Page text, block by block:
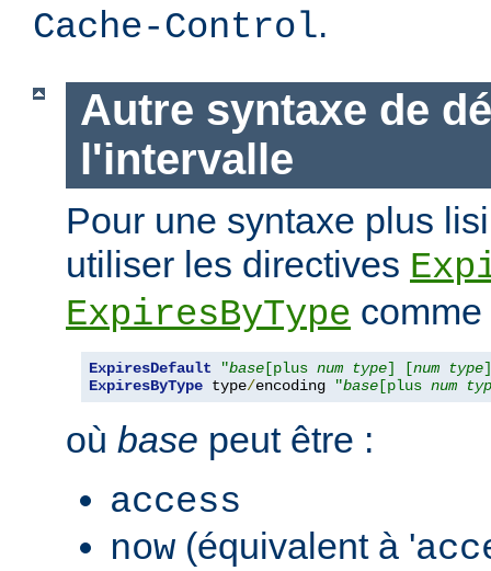
Cache-Control.
Autre syntaxe de
l'intervalle
Pour une syntaxe plus
utiliser les directives
ExpiresByType
ExpiresDefault "base [plus num type] [num type
ExpiresByType type/encoding "base [plus num
où base peut être :
access
now (équivalent à '